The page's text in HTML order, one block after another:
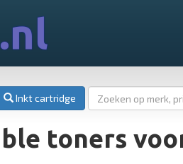
.nl
Inkt cartridge
toners